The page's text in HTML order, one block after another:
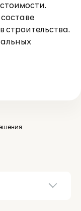
строительства.